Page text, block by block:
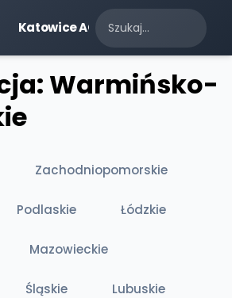
Katowice AGD
Warmińsko-
Zachodniopomorskie
Podlaskie Łódzkie
Mazowieckie
Śląskie Lubuskie